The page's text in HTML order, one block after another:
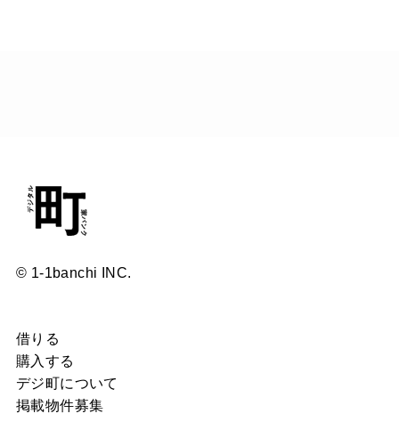
© 1-1banchi INC.
借りる
購入する
デジ町について
掲載物件募集